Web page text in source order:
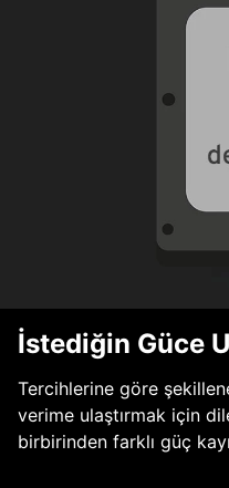
İstediğin Güce
Tercihlerine göre
verime ulaştırmak için
birbirinden farklı güç